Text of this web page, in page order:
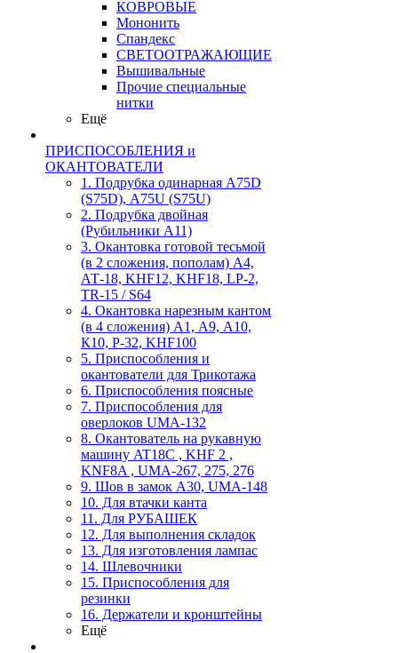
КОВРОВЫЕ
Мононить
Спандекс
СВЕТООТРАЖАЮЩИЕ
Вышивальные
Прочие специальные
нитки
Ещё
ПРИСПОСОБЛЕНИЯ и
ОКАНТОВАТЕЛИ
1. Подрубка одинарная А75D
(S75D), А75U (S75U)
2. Подрубка двойная
(Рубильники А11)
3. Окантовка готовой тесьмой
(в 2 сложения, пополам) А4,
АТ-18, KHF12, KHF18, LP-2,
TR-15 / S64
4. Окантовка нарезным кантом
(в 4 сложения) А1, А9, А10,
К10, Р-32, KHF100
5. Приспособления и
окантователи для Трикотажа
6. Приспособления поясные
7. Приспособления для
оверлоков UMA-132
8. Окантователь на рукавную
машину AT18C , KHF 2 ,
KNF8A , UMA-267, 275, 276
9. Шов в замок А30, UMA-148
10. Для втачки канта
11. Для РУБАШЕК
12. Для выполнения складок
13. Для изготовления лампас
14. Шлевочники
15. Приспособления для
резинки
16. Держатели и кронштейны
Ещё